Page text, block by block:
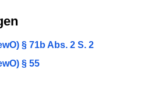
§ 71b Abs. 2 S. 2
§ 55